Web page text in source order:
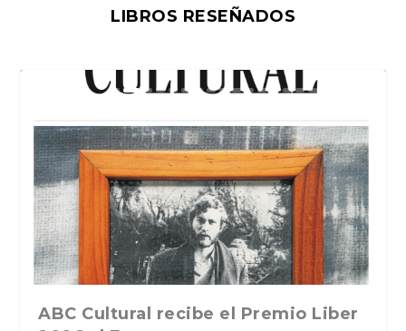
LIBROS RESEÑADOS
La verdadera odisea del espacio en
ABC Cultural recibe el Premio Liber
La cultura de la transgresión.